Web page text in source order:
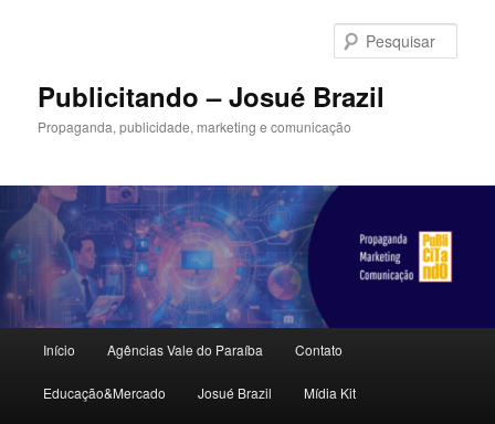
principalPublicitando – Josué Brazil
Propaganda, publicidade, marketing e comunicação
principal
Início Agências Vale do Paraíba Contato
Educação&Mercado Josué Brazil Mídia Kit